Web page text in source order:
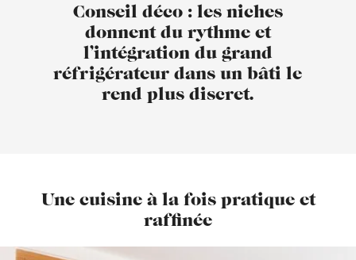
Conseil déco : les niches
donnent du rythme et
l’intégration du grand
réfrigérateur dans un bâti le
rend plus discret.
Une cuisine à la fois pratique et
raffinée